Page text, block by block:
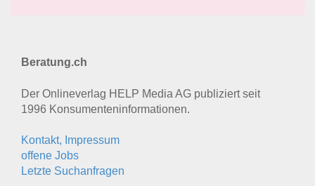
Beratung.ch
Der Onlineverlag HELP Media AG publiziert seit
1996 Konsumenten­informationen.
Kontakt, Impressum
offene Jobs
Letzte Suchanfragen